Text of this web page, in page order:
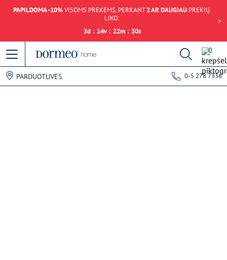
PAPILDOMA -10%VISOMS PREKĖMS, PERKANT2 AR DAUGIAUPREKIŲ.
LIKO:
3d : 14v : 22m : 30s
0
PARDUOTUVĖS 0-5 278 7336